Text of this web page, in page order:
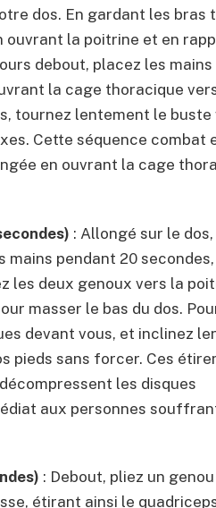
dos. En gardant les bras
la poitrine et en
debout, placez les mains
la cage thoracique
tournez lentement le buste
Cette séquence combat
en ouvrant la cage
: Allongé sur le
pendant 20
les deux genoux vers la
masser le bas du dos.
devant vous, et inclinez
pieds sans forcer. Ces
les disques
aux personnes
: Debout, pliez un
étirant ainsi le